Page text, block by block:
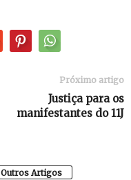
Próximo artigo
Justiça para os
manifestantes do 11J
Outros Artigos